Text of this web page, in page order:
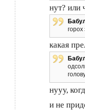
нут? или
какая
нууу,
и не